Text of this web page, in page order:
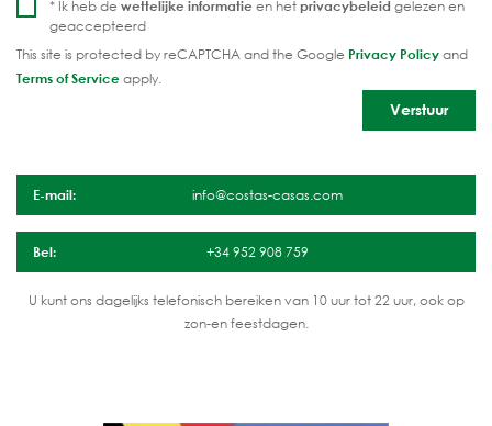
* Ik heb de wettelijke informatie en hetprivacybeleid gelezen en
geaccepteerd
This site is protected by reCAPTCHA and the Google Privacy Policyand
Terms of Serviceapply.
E-mail: info@costas-casas.com
Bel: +34 952 908 759
U kunt ons dagelijks telefonisch bereiken van 10 uur tot 22 uur, ook op
zon-en feestdagen.